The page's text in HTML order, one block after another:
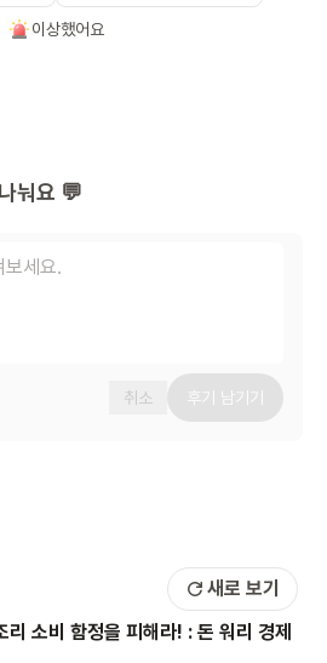
이상했어요
눠요 💬
취소 후기 남기기
새로 보기
소비 함정을 피해라! : 돈 워리 경제